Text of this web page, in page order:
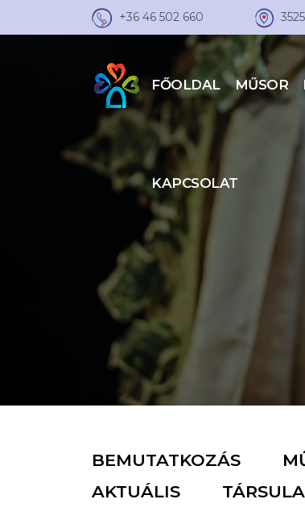
+36 46 502 660
FŐOLDAL MŰSOR
KAPCSOLAT
BEMUTATKOZÁS
AKTUÁLIS